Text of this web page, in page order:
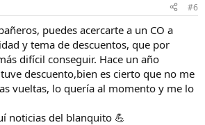
#6
puedes acercarte a un CO a
y tema de descuentos, que por
difícil conseguir. Hace un año
descuento,bien es cierto que no me
vueltas, lo quería al momento y me lo
noticias del blanquito 💪